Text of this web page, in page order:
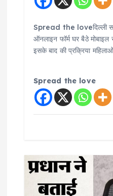
Spread the loveदिल्ली
ऑनलाइन फॉर्म घर बैठे
इसके बाद की प्रक्रिया
Spread the love